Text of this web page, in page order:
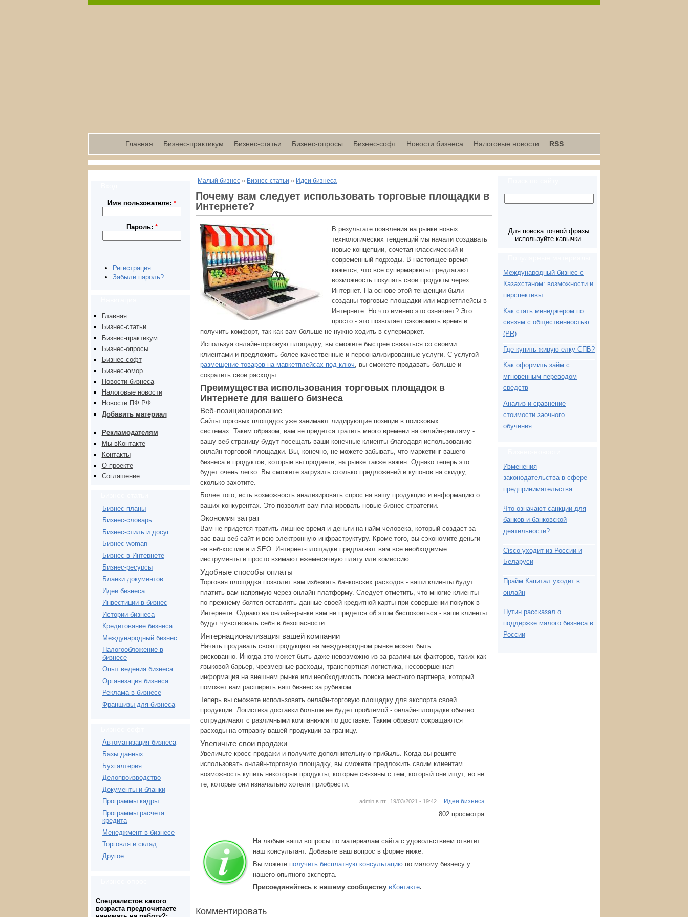
Главная Бизнес-практикум Бизнес-статьи Бизнес-опросы Бизнес-софт Новости бизнеса Налоговые новости RSS
Имя пользователя: *
Пароль: *
Регистрация
Забыли пароль?
Главная
Бизнес-статьи
Бизнес-практикум
Бизнес-опросы
Бизнес-софт
Бизнес-юмор
Новости бизнеса
Налоговые новости
Новости ПФ РФ
Добавить материал
Рекламодателям
Мы вКонтакте
Контакты
О проекте
Соглашение
Бизнес-планы
Бизнес-словарь
Бизнес-стиль и досуг
Бизнес-woman
Бизнес в Интернете
Бизнес-ресурсы
Бланки документов
Идеи бизнеса
Инвестиции в бизнес
Истории бизнеса
Кредитование бизнеса
Международный бизнес
Налогообложение в
бизнесе
Опыт ведения бизнеса
Организация бизнеса
Реклама в бизнесе
Франшизы для бизнеса
Автоматизация бизнеса
Базы данных
Бухгалтерия
Делопроизводство
Документы и бланки
Программы кадры
Программы расчета
кредита
Менеджмент в бизнесе
Торговля и склад
Другое
Специалистов какого
возраста предпочитаете
Малый бизнес » Бизнес-статьи » Идеи бизнеса
Почему вам следует использовать торговые площадки в
Интернете?
В результате появления на рынке новых
технологических тенденций мы начали создавать
новые концепции, сочетая классический и
современный подходы. В настоящее время
кажется, что все супермаркеты предлагают
возможность покупать свои продукты через
Интернет. На основе этой тенденции были
созданы торговые площадки или маркетплейсы в
Интернете. Но что именно это означает? Это
просто - это позволяет сэкономить время и
получить комфорт, так как вам больше не нужно ходить в супермаркет.
Используя онлайн-торговую площадку, вы сможете быстрее связаться со своими
клиентами и предложить более качественные и персонализированные услуги. С услугой
размещение товаров на маркетплейсах под ключ, вы сможете продавать больше и
сократить свои расходы.
Преимущества использования торговых площадок в
Интернете для вашего бизнеса
Веб-позиционирование
Сайты торговых площадок уже занимают лидирующие позиции в поисковых
системах. Таким образом, вам не придется тратить много времени на онлайн-рекламу -
вашу веб-страницу будут посещать ваши конечные клиенты благодаря использованию
онлайн-торговой площадки. Вы, конечно, не можете забывать, что маркетинг вашего
бизнеса и продуктов, которые вы продаете, на рынке также важен. Однако теперь это
будет очень легко. Вы сможете загрузить столько предложений и купонов на скидку,
сколько захотите.
Более того, есть возможность анализировать спрос на вашу продукцию и информацию о
ваших конкурентах. Это позволит вам планировать новые бизнес-стратегии.
Экономия затрат
Вам не придется тратить лишнее время и деньги на найм человека, который создаст за
вас ваш веб-сайт и всю электронную инфраструктуру. Кроме того, вы сэкономите деньги
на веб-хостинге и SEO. Интернет-площадки предлагают вам все необходимые
инструменты и просто взимают ежемесячную плату или комиссию.
Удобные способы оплаты
Торговая площадка позволит вам избежать банковских расходов - ваши клиенты будут
платить вам напрямую через онлайн-платформу. Следует отметить, что многие клиенты
по-прежнему боятся оставлять данные своей кредитной карты при совершении покупок в
Интернете. Однако на онлайн-рынке вам не придется об этом беспокоиться - ваши клиенты
будут чувствовать себя в безопасности.
Интернационализация вашей компании
Начать продавать свою продукцию на международном рынке может быть
рискованно. Иногда это может быть даже невозможно из-за различных факторов, таких как
языковой барьер, чрезмерные расходы, транспортная логистика, несовершенная
информация на внешнем рынке или необходимость поиска местного партнера, который
поможет вам расширить ваш бизнес за рубежом.
Теперь вы сможете использовать онлайн-торговую площадку для экспорта своей
продукции. Логистика доставки больше не будет проблемой - онлайн-площадки обычно
сотрудничают с различными компаниями по доставке. Таким образом сокращаются
расходы на отправку вашей продукции за границу.
Увеличьте свои продажи
Увеличьте кросс-продажи и получите дополнительную прибыль. Когда вы решите
использовать онлайн-торговую площадку, вы сможете предложить своим клиентам
возможность купить некоторые продукты, которые связаны с тем, который они ищут, но не
те, которые они изначально хотели приобрести.
admin в пт., 19/03/2021 - 19:42. Идеи бизнеса
802 просмотра
На любые ваши вопросы по материалам сайта с удовольствием ответит
наш консультант. Добавьте ваш вопрос в форме ниже.
Вы можете получить бесплатную консультацию по малому бизнесу у
нашего опытного эксперта.
Присоединяйтесь к нашему сообществу вКонтакте.
Комментировать
Для поиска точной фразы
используйте кавычки.
Международный бизнес с
Казахстаном: возможности и
перспективы
Как стать менеджером по
связям с общественностью
(PR)
Где купить живую елку СПБ?
Как оформить займ с
мгновенным переводом
средств
Анализ и сравнение
стоимости заочного
обучения
Изменения
законодательства в сфере
предпринимательства
Что означают санкции для
банков и банковской
деятельности?
Cisco уходит из России и
Беларуси
Прайм Капитал уходит в
онлайн
Путин рассказал о
поддержке малого бизнеса в
России